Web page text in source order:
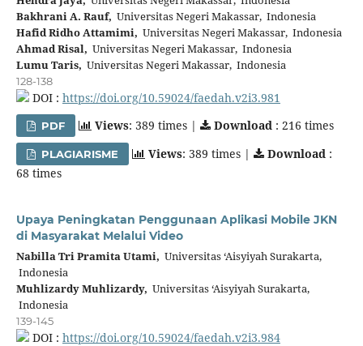
Bakhrani A. Rauf, Universitas Negeri Makassar, Indonesia
Hafid Ridho Attamimi, Universitas Negeri Makassar, Indonesia
Ahmad Risal, Universitas Negeri Makassar, Indonesia
Lumu Taris, Universitas Negeri Makassar, Indonesia
128-138
DOI : https://doi.org/10.59024/faedah.v2i3.981
PDF Views: 389 times | Download : 216 times
PLAGIARISME Views: 389 times | Download :
68 times
Upaya Peningkatan Penggunaan Aplikasi Mobile JKN
di Masyarakat Melalui Video
Nabilla Tri Pramita Utami, Universitas ‘Aisyiyah Surakarta,
Indonesia
Muhlizardy Muhlizardy, Universitas ‘Aisyiyah Surakarta,
Indonesia
139-145
DOI : https://doi.org/10.59024/faedah.v2i3.984